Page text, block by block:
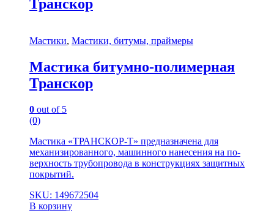
Транскор
Мастики, Мастики, битумы, праймеры
Мастика битумно-полимерная
Транскор
0 out of 5
(0)
Мастика «ТРАНСКОР-Т» предназначена для
механизированного, машинного нанесения на по-
верхность трубопровода в конструкциях защитных
покрытий.
SKU: 149672504
В корзину